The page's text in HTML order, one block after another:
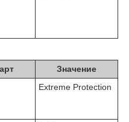
Значение
Extreme Protection